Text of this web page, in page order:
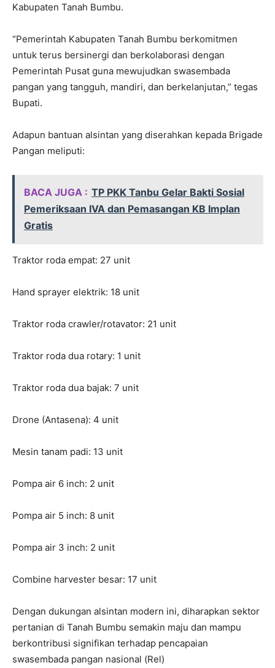
Kabupaten Tanah Bumbu.
“Pemerintah Kabupaten Tanah Bumbu berkomitmen
untuk terus bersinergi dan berkolaborasi dengan
Pemerintah Pusat guna mewujudkan swasembada
pangan yang tangguh, mandiri, dan berkelanjutan,” tegas
Bupati.
Adapun bantuan alsintan yang diserahkan kepada Brigade
Pangan meliputi:
BACA JUGA : TP PKK Tanbu Gelar Bakti Sosial
Pemeriksaan IVA dan Pemasangan KB Implan
Gratis
Traktor roda empat: 27 unit
Hand sprayer elektrik: 18 unit
Traktor roda crawler/rotavator: 21 unit
Traktor roda dua rotary: 1 unit
Traktor roda dua bajak: 7 unit
Drone (Antasena): 4 unit
Mesin tanam padi: 13 unit
Pompa air 6 inch: 2 unit
Pompa air 5 inch: 8 unit
Pompa air 3 inch: 2 unit
Combine harvester besar: 17 unit
Dengan dukungan alsintan modern ini, diharapkan sektor
pertanian di Tanah Bumbu semakin maju dan mampu
berkontribusi signifikan terhadap pencapaian
swasembada pangan nasional (Rel)